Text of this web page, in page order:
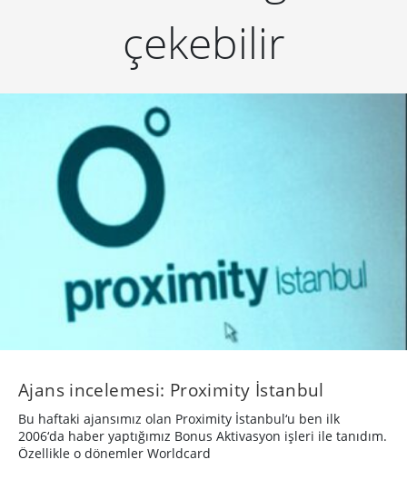
çekebilir
Ajans incelemesi: Proximity İstanbul
Bu haftaki ajansımız olan Proximity İstanbul‘u ben ilk
2006‘da haber yaptığımız Bonus Aktivasyon işleri ile tanıdım.
Özellikle o dönemler Worldcard